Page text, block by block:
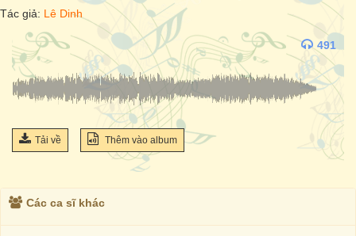
Tác giả: Lê Dinh
491
Tải về Thêm vào album
Các ca sĩ khác